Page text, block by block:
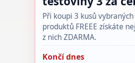
Při koupi 3 kusů vybraných
produktů FREEE získáte
z nich ZDARMA.
Končí dnes